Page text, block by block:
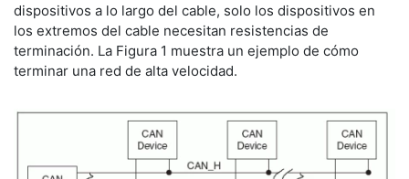
dispositivos a lo largo del cable, solo los dispositivos en
los extremos del cable necesitan resistencias de
terminación. La Figura 1 muestra un ejemplo de cómo
terminar una red de alta velocidad.